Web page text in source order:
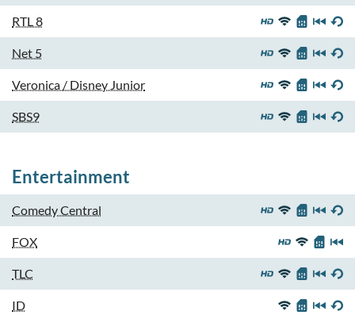
RTL 8
Net 5
Veronica / Disney Junior
SBS9
Entertainment
Comedy Central
FOX
TLC
ID